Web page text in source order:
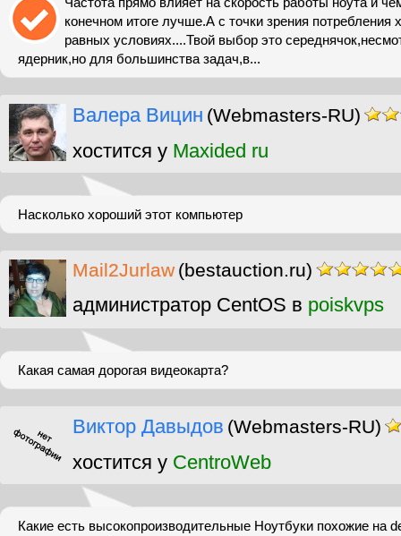
конечном итоге лучше.А с точки зрения потребления
равных условиях....Твой выбор это
ядерник,но для большинства задач,в...
Валера Вицин (Webmasters-RU)
хостится у Maxided ru
Насколько хороший этот компьютер
Mail2Jurlaw (bestauction.ru)
администратор CentOS в poiskvps
Какая самая дорогая видеокарта?
Виктор Давыдов (Webmasters-RU)
хостится у CentroWeb
Какие есть высокопроизводительные Ноутбуки похожие на